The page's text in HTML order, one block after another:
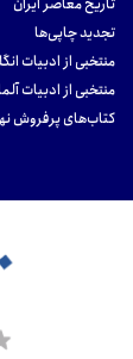
تجدید چاپی‌ها
منتخبی از ادبیات
منتخبی از ادبیات
کتاب‌های پرفروش